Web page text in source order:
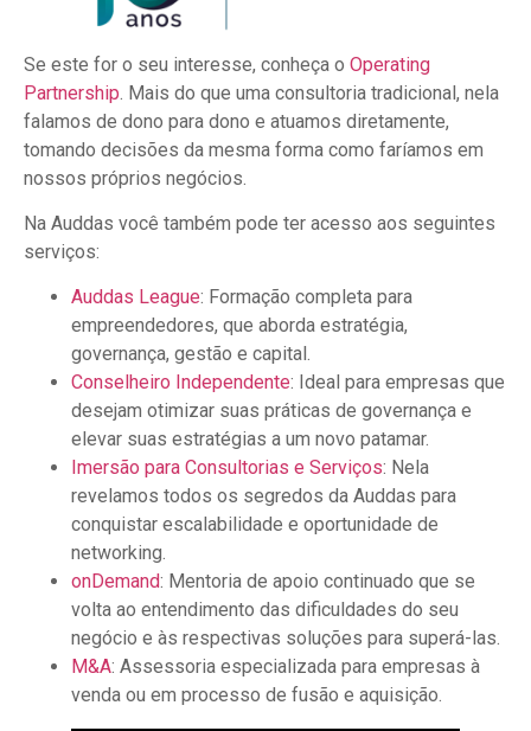
Se este for o seu interesse, conheça o Operating
Partnership . Mais do que uma consultoria tradicional, nela
falamos de dono para dono e atuamos diretamente,
tomando decisões da mesma forma como faríamos em
nossos próprios negócios.
Na Auddas você também pode ter acesso aos seguintes
serviços:
Auddas League: Formação completa para
empreendedores, que aborda estratégia,
governança, gestão e capital.
Conselheiro Independente: Ideal para empresas que
desejam otimizar suas práticas de governança e
elevar suas estratégias a um novo patamar.
Imersão para Consultorias e Serviços: Nela
revelamos todos os segredos da Auddas para
conquistar escalabilidade e oportunidade de
networking.
onDemand: Mentoria de apoio continuado que se
volta ao entendimento das dificuldades do seu
negócio e às respectivas soluções para superá-las.
M&A: Assessoria especializada para empresas à
venda ou em processo de fusão e aquisição.